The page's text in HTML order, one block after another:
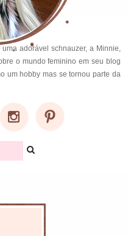
adorável schnauzer, a Minnie,
o mundo feminino em seu blog
um hobby mas se tornou parte da